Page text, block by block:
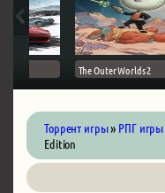
The Outer Worlds 2
Торрент игры» РПГ игры
Edition